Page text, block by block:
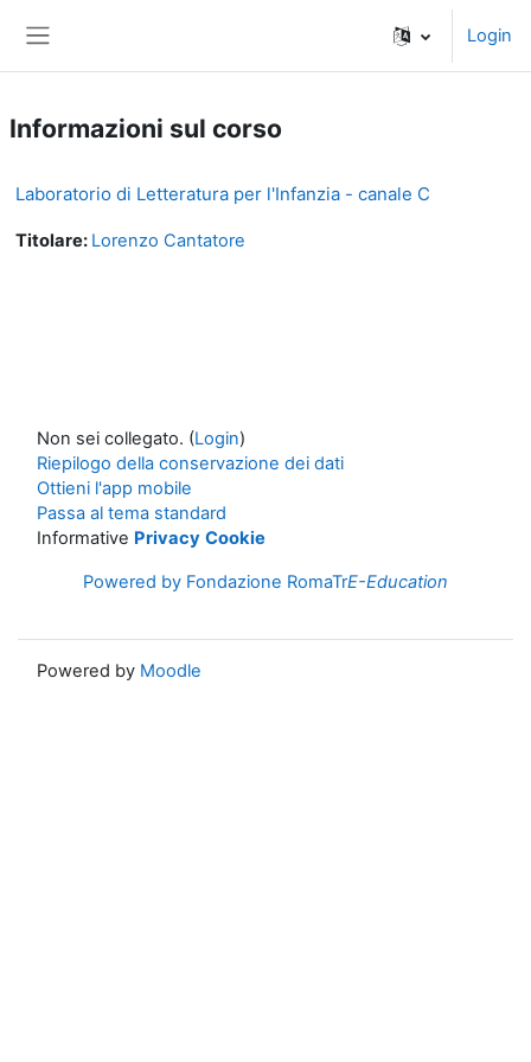
Login
Informazioni sul corso
Laboratorio di Letteratura per l'Infanzia - canale C
Titolare: Lorenzo Cantatore
Non sei collegato. (Login)
Riepilogo della conservazione dei dati
Ottieni l'app mobile
Passa al tema standard
Informative Privacy Cookie
Powered by Fondazione RomaTrE-Education
Powered by Moodle